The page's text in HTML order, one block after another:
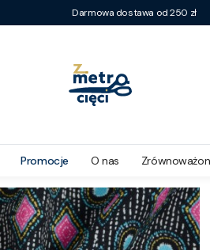
Darmowa dostawa od 250 zł
Promocje O nas